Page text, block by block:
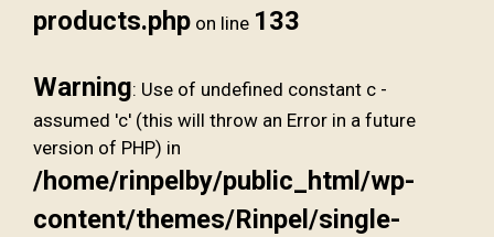
products.php on line 133
Warning: Use of undefined constant c -
assumed 'c' (this will throw an Error in a future
version of PHP) in
/home/rinpelby/public_html/wp-
content/themes/Rinpel/single-